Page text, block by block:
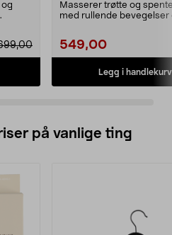
Masserer trøtte og
med rullende bevegelser
549,00
Legg i handlekurv
på vanlige ting